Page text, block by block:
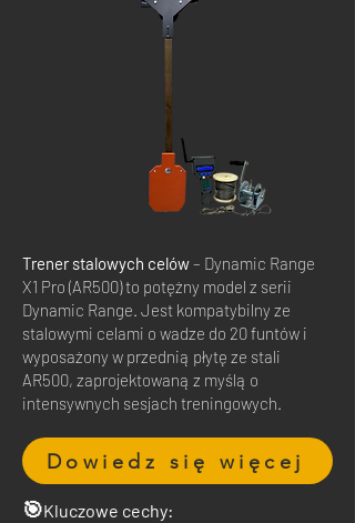
Trener stalowych celów– Dynamic Range
X1 Pro (AR500) to potężny model z serii
Dynamic Range. Jest kompatybilny ze
stalowymi celami o wadze do 20 funtów i
wyposażony w przednią płytę ze stali
AR500, zaprojektowaną z myślą o
intensywnych sesjach treningowych.
Dowiedz się więcej
🎯Kluczowe cechy: